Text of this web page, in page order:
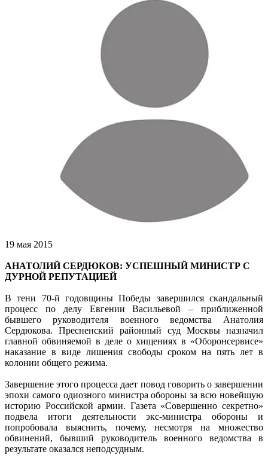
19 мая 2015
АНАТОЛИЙ СЕРДЮКОВ: УСПЕШНЫЙ МИНИСТР С
ДУРНОЙ РЕПУТАЦИЕЙ
В тени 70-й годовщины Победы завершился скандальный
процесс по делу Евгении Васильевой – приближенной
бывшего руководителя военного ведомства Анатолия
Сердюкова. Пресненский районный суд Москвы назначил
главной обвиняемой в деле о хищениях в «Оборонсервисе»
наказание в виде лишения свободы сроком на пять лет в
колонии общего режима.
Завершение этого процесса дает повод говорить о завершении
эпохи самого одиозного министра обороны за всю новейшую
историю Российской армии. Газета «Совершенно секретно»
подвела итоги деятельности экс-министра обороны и
попробовала выяснить, почему, несмотря на множество
обвинений, бывший руководитель военного ведомства в
результате оказался неподсудным.